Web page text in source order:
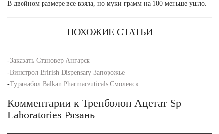
В двойном размере все взяла, но муки грамм на 100 меньше ушло.
ПОХОЖИЕ СТАТЬИ
-Заказать Становер Ангарск
-Винстрол Brirish Dispensary Запорожье
-Туранабол Balkan Pharmaceuticals Смоленск
Комментарии к Тренболон Ацетат Sp
Laboratories Рязань